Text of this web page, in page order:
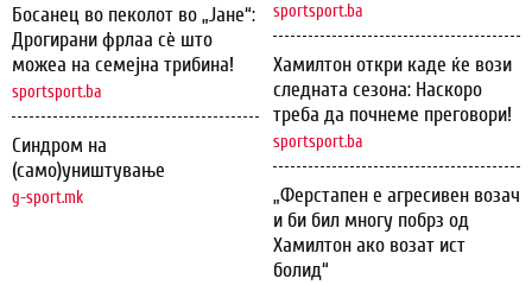
Босанец во пеколот во „Јане“:
Дрогирани фрлаа сѐ што
можеа на семејна трибина!
sportsport.ba
Синдром на
(само)уништување
g-sport.mk
sportsport.ba
Хамилтон откри каде ќе вози
следната сезона: Наскоро
треба да почнеме преговори!
sportsport.ba
„Ферстапен е агресивен возач
и би бил многу побрз од
Хамилтон ако возат ист
болид“